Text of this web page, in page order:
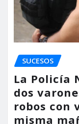
SUCESOS
La Policía
dos
robos con
misma